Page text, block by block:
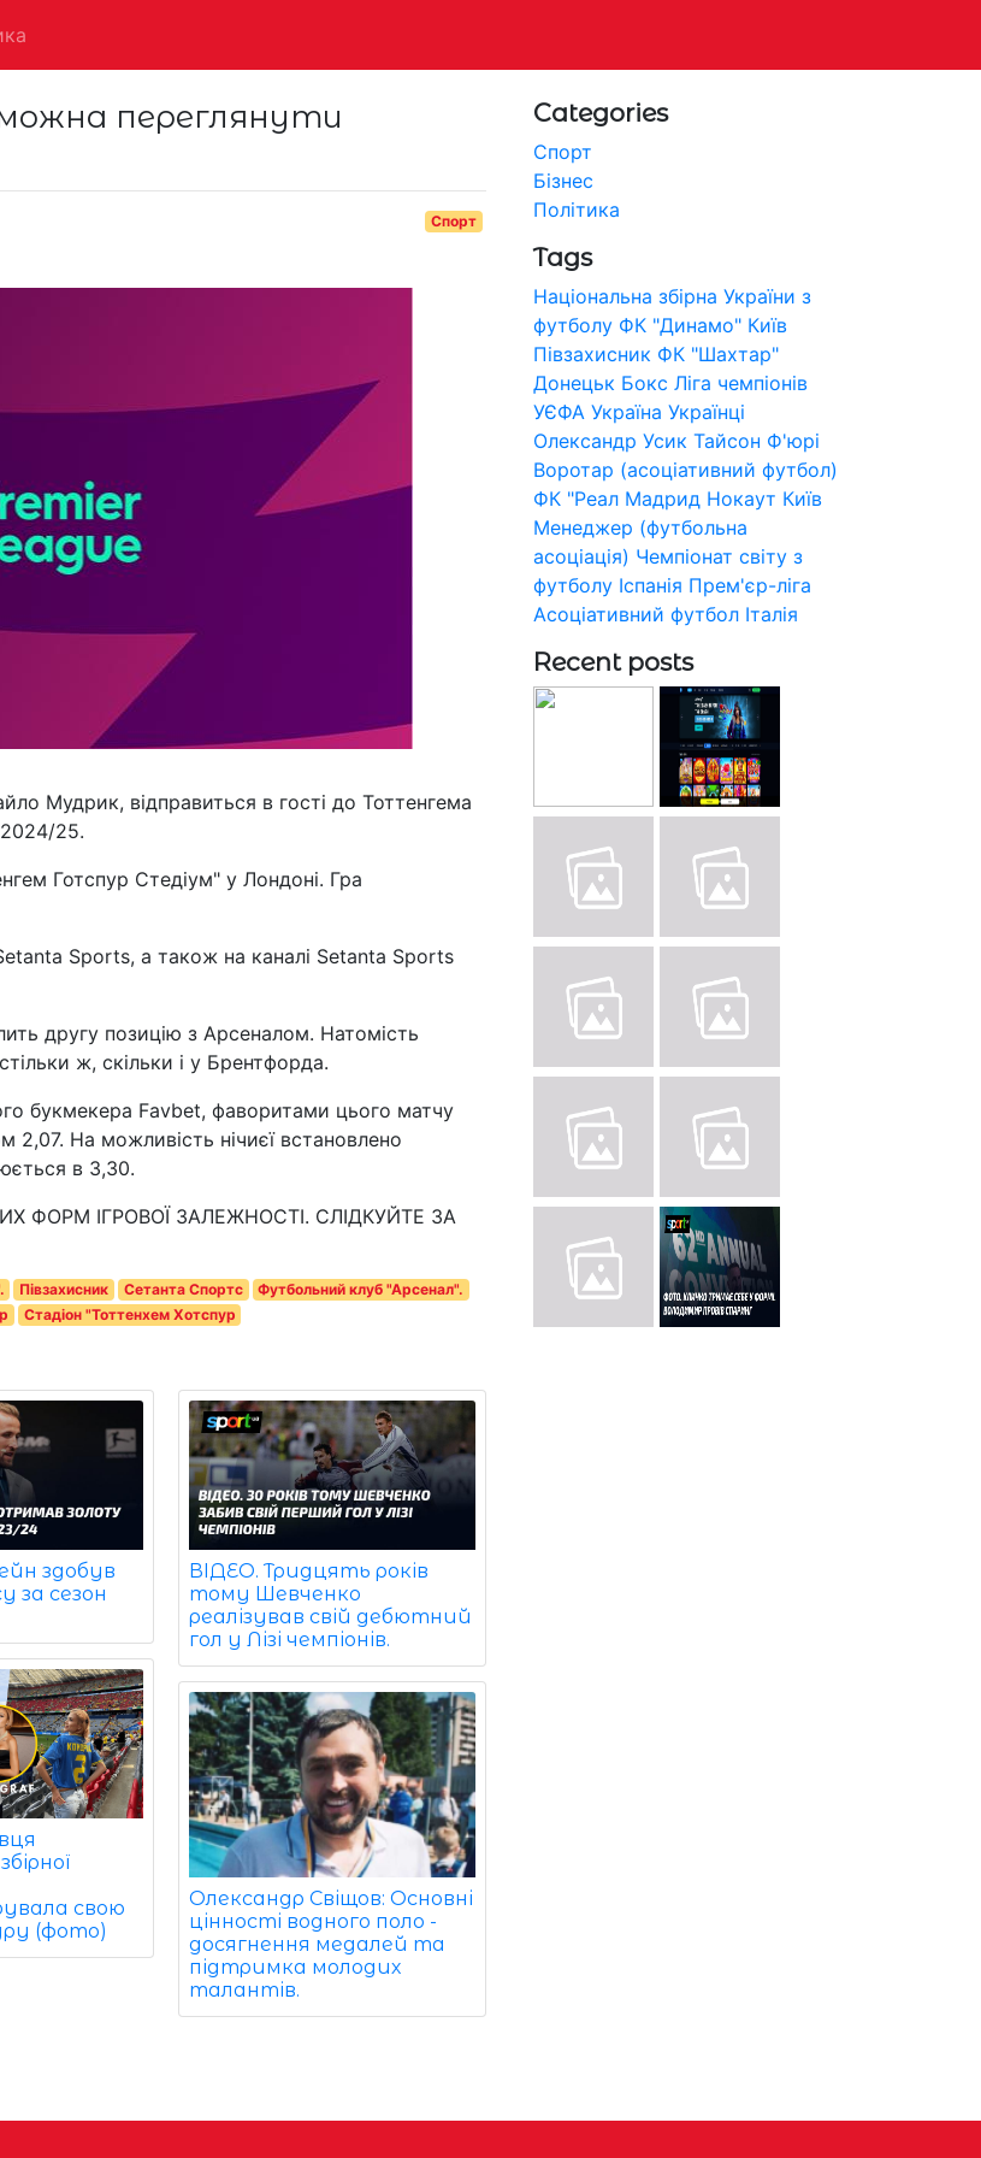
переглянути
Спорт
Мудрик, відправиться в гості до Тоттенгема
2024/25.
Готспур Стедіум" у Лондоні. Гра
Sports, а також на каналі Setanta Sports
другу позицію з Арсеналом. Натомість
ж, скільки і у Брентфорда.
букмекера Favbet, фаворитами цього матчу
2,07. На можливість нічиєї встановлено
в 3,30.
ФОРМ ІГРОВОЇ ЗАЛЕЖНОСТІ. СЛІДКУЙТЕ ЗА
Півзахисник Сетанта Спортс
Футбольний клуб "Арсенал".
Стадіон "Тоттенхем Хотспур
здобув
за сезон
свою
(фото)
ВІДЕО. Тридцять років
тому Шевченко
реалізував свій дебютний
гол у Лізі чемпіонів.
Олександр Свіщов: Основні
цінності водного поло -
досягнення медалей та
підтримка молодих
талантів.
Categories
Спорт
Бізнес
Політика
Tags
Національна збірна України з
футболу ФК "Динамо" Київ
Півзахисник ФК "Шахтар"
Донецьк Бокс Ліга чемпіонів
УЄФА Україна Українці
Олександр Усик Тайсон Ф'юрі
Воротар (асоціативний футбол)
ФК "Реал Мадрид Нокаут Київ
Менеджер (футбольна
асоціація) Чемпіонат світу з
футболу Іспанія Прем'єр-ліга
Асоціативний футбол Італія
Recent posts